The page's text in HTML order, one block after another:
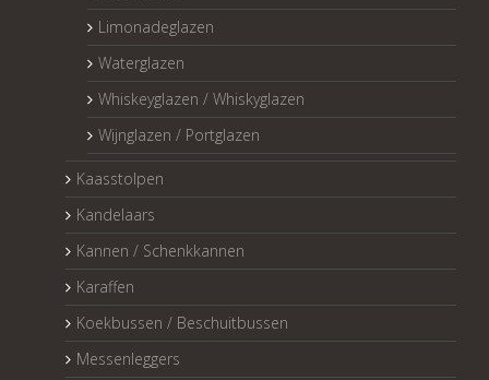
Limonadeglazen
Waterglazen
Whiskeyglazen / Whiskyglazen
Wijnglazen / Portglazen
Kaasstolpen
Kandelaars
Kannen / Schenkkannen
Karaffen
Koekbussen / Beschuitbussen
Messenleggers